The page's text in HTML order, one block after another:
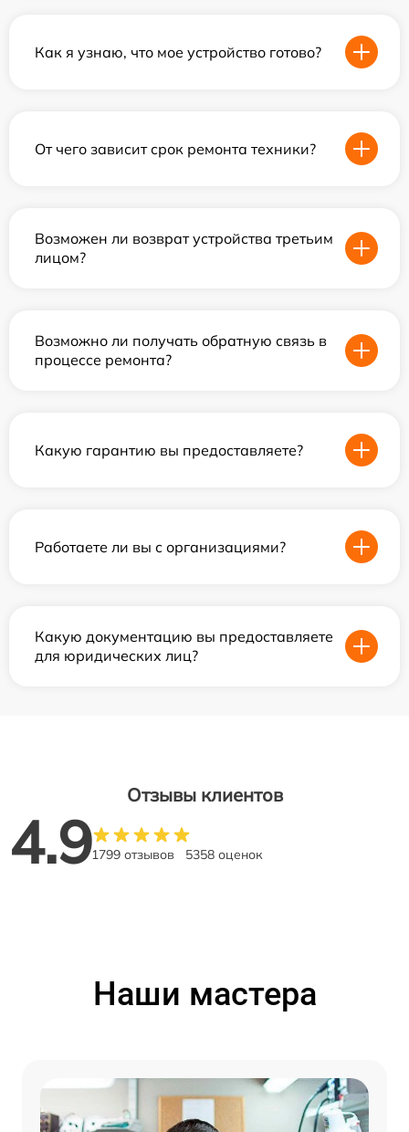
Как я узнаю, что мое устройство готово?
От чего зависит срок ремонта техники?
Возможен ли возврат устройства третьим
лицом?
Возможно ли получать обратную связь в
процессе ремонта?
Какую гарантию вы предоставляете?
Работаете ли вы с организациями?
Какую документацию вы предоставляете
для юридических лиц?
Отзывы клиентов
4.91799 отзывов 5358 оценок
Наши мастера